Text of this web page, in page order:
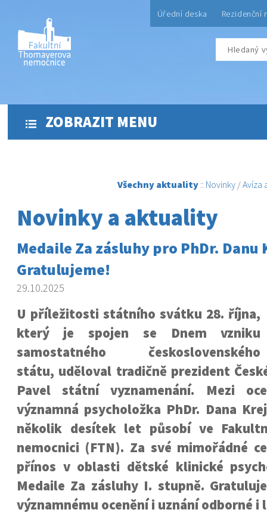
Úřední deska Rezidenční
ZOBRAZIT MENU
Všechny aktuality :: Novinky /Avíza
Novinky a aktuality
Medaile Za zásluhy pro PhDr. Danu
Gratulujeme!
29.10.2025
U příležitosti státního svátku 28. října,
který je spojen se Dnem vzniku
samostatného československého
státu, uděloval tradičně prezident
Pavel státní vyznamenání.
Mezi
významná psycholožka PhDr. Dana
několik desítek let působí ve
nemocnici (FTN). Za své mimořádné
přínos v oblasti dětské klinické
Medaile Za zásluhy I. stupně.
významnému ocenění i uznání odborné i